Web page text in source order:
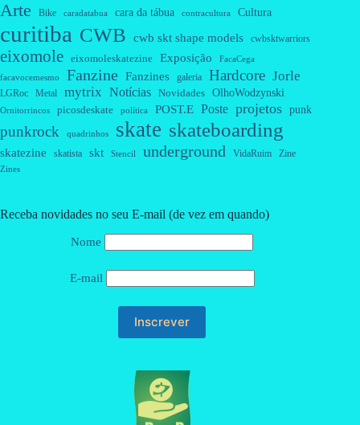
Arte Bike caradatabua cara da tábua contracultura Cultura
curitiba CWB cwb skt shape models cwbsktwarriors
eixomole eixomoleskatezine Exposição FacaCega
facavocemesmo Fanzine Fanzines galeria Hardcore Jorle
LGRoc Metal mytrix Notícias Novidades OlhoWodzynski
Ornitorrincos picosdeskate política POST.E Poste projetos punk
punkrock quadrinhos skate skateboarding
skatezine skatista skt Stencil underground VidaRuim Zine
Zines
Receba novidades no seu E-mail (de vez em quando)
Nome
E-mail